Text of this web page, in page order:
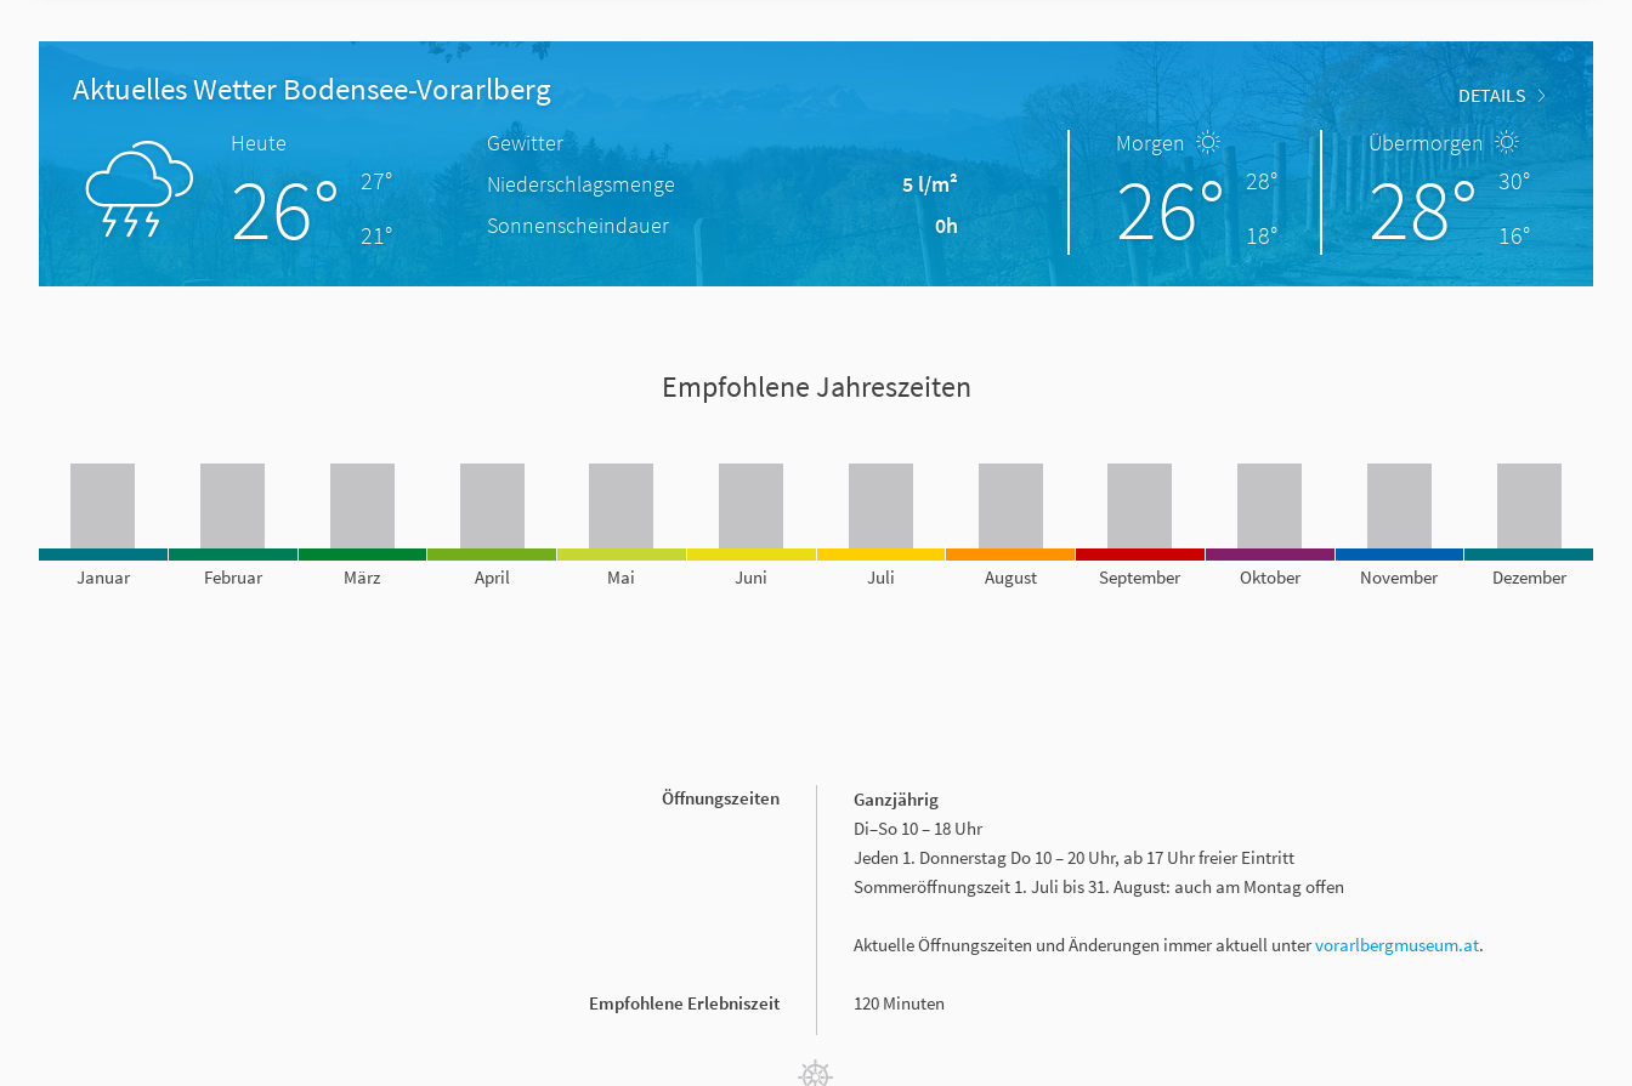
Aktuelles Wetter Bodensee-Vorarlberg DETAILS
Heute
26°
27°
21°
Gewitter
Niederschlagsmenge
5 l/m²
Sonnenscheindauer
0h
Morgen
26°
28°
18°
Übermorgen
28°
30°
16°
Empfohlene Jahreszeiten
Januar Februar März April Mai Juni Juli August September Oktober November Dezember
Öffnungszeiten
Ganzjährig
Di–So 10 – 18 Uhr
Jeden 1. Donnerstag Do 10 – 20 Uhr, ab 17 Uhr freier Eintritt
Sommeröffnungszeit 1. Juli bis 31. August: auch am Montag offen
Aktuelle Öffnungszeiten und Änderungen immer aktuell untervorarlbergmuseum.at.
Empfohlene Erlebniszeit 120 Minuten